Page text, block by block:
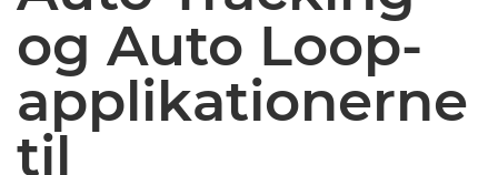
og Auto Loop-
applikationerne
til